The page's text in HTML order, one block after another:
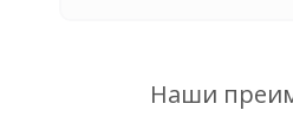
Наши